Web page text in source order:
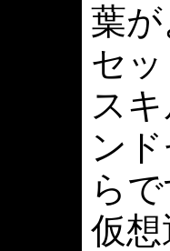
葉
セ
ス
ン
らで
仮